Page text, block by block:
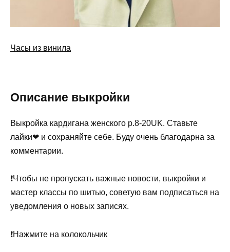
Часы из винила
Описание выкройки
Выкройка кардигана женского р.8-20UK. Ставьте
лайки❤ и сохраняйте себе. Буду очень благодарна за
комментарии.
❗Чтобы не пропускать важные новости, выкройки и
мастер классы по шитью, советую вам подписаться на
уведомления о новых записях.
❗Нажмите на колокольчик